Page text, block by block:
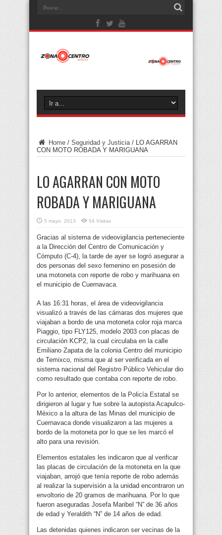
Home / Seguridad y Justicia / LO AGARRAN
CON MOTO ROBADA Y MARIGUANA
LO AGARRAN CON MOTO
ROBADA Y MARIGUANA
5 mayo, 2013 54 Visitas
Gracias al sistema de videovigilancia perteneciente
a la Dirección del Centro de Comunicación y
Cómputo (C-4), la tarde de ayer se logró asegurar a
dos personas del sexo femenino en posesión de
una motoneta con reporte de robo y marihuana en
el municipio de Cuernavaca.
A las 16:31 horas, el área de videovigilancia
visualizó a través de las cámaras dos mujeres que
viajaban a bordo de una motoneta color roja marca
Piaggio, tipo FLY125, modelo 2003 con placas de
circulación KCP2, la cual circulaba en la calle
Emiliano Zapata de la colonia Centro del municipio
de Temixco, misma que al ser verificada en el
sistema nacional del Registro Público Vehicular dio
como resultado que contaba con reporte de robo.
Por lo anterior, elementos de la Policía Estatal se
dirigieron al lugar y fue sobre la autopista Acapulco-
México a la altura de las Minas del municipio de
Cuernavaca donde visualizaron a las mujeres a
bordo de la motoneta por lo que se les marcó el
alto para una revisión.
Elementos estatales les indicaron que al verificar
las placas de circulación de la motoneta en la que
viajaban, arrojó que tenía reporte de robo además
al realizar la supervisión a la unidad encontraron un
envoltorio de 20 gramos de marihuana. Por lo que
fueron aseguradas Josefa Maribel “N” de 36 años
de edad y Yeraldith “N” de 14 años de edad.
Las detenidas quienes indicaron ser vecinas de la